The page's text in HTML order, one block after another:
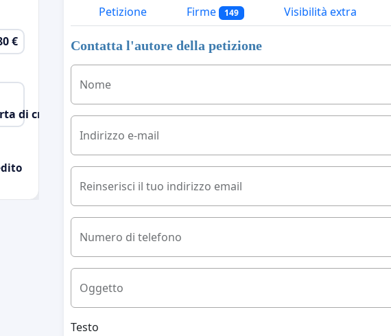
Petizione Firme 149 Visibilità extra
Contatta l'autore della petizione
Nome
Indirizzo e-mail
Reinserisci il tuo indirizzo email
Numero di telefono
Oggetto
Testo
€
di credito